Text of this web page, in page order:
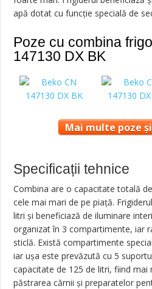
apă dotat cu funcție specială de
Poze cu combina
147130 DX BK
Mai multe poze
Specificații tehnice
Combina are o capacitate totală
cele mai mari de pe piață.
litri și beneficiază de iluminare
organizat în 3 compartimente, iar
sticlă. Există compartimente
iar ușa este prevăzută cu 5
capacitate de 125 de litri, fiind
păstrarea cărnii și preparatelor